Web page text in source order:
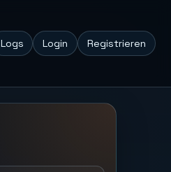
Logs Login Registrieren